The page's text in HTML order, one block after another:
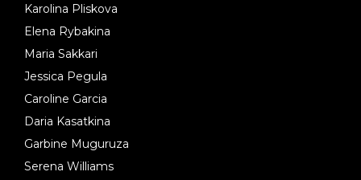
Karolina Pliskova
Elena Rybakina
Maria Sakkari
Jessica Pegula
Caroline Garcia
Daria Kasatkina
Garbine Muguruza
Serena Williams